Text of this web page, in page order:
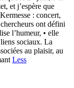
et j’espère que
: concert,
ont défini
l’humeur, • elle
sociaux. La
au plaisir, au
Less